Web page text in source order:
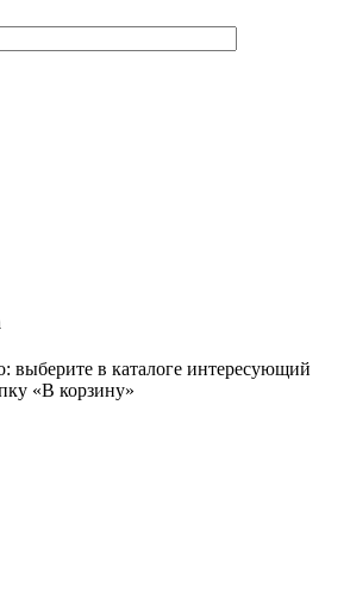
выберите в каталоге интересующий
«В корзину»